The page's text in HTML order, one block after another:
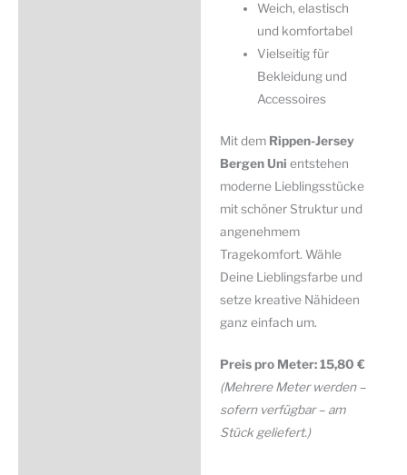
Weich, elastisch
und komfortabel
Vielseitig für
Bekleidung und
Accessoires
Mit dem Rippen-Jersey
Bergen Uni entstehen
moderne Lieblingsstücke
mit schöner Struktur und
angenehmem
Tragekomfort. Wähle
Deine Lieblingsfarbe und
setze kreative Nähideen
ganz einfach um.
Preis pro Meter: 15,80 €
(Mehrere Meter werden –
sofern verfügbar – am
Stück geliefert.)